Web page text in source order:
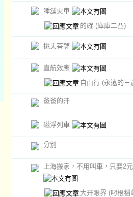
睡舖火車
的確 (庫庫二凸)
挑夫菩薩
直航效應
自由行 (永遠的三
爸爸的汗
磁浮列車
分別
上海搬家，不用叫車，只要2元
大开眼界 (叼根稻